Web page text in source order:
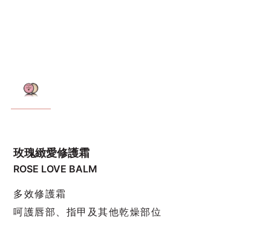
玫瑰緻愛修護霜
ROSE LOVE BALM
多效修護霜
呵護唇部、指甲及其他乾燥部位